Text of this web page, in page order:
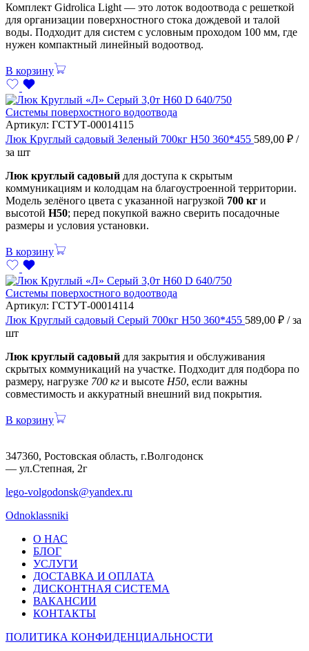
Комплект Gidrolica Light — это лоток водоотвода с решеткой
для организации поверхностного стока дождевой и талой
воды. Подходит для систем с условным проходом 100 мм, где
нужен компактный линейный водоотвод.
В корзину
Системы поверхостного водоотвода
Артикул: ГСТУТ-00014115
Люк Круглый садовый Зеленый 700кг Н50 360*455 589,00 ₽ /
за шт
Люк круглый садовый для доступа к скрытым
коммуникациям и колодцам на благоустроенной территории.
Модель зелёного цвета с указанной нагрузкой 700 кг и
высотой Н50; перед покупкой важно сверить посадочные
размеры и условия установки.
В корзину
Системы поверхостного водоотвода
Артикул: ГСТУТ-00014114
Люк Круглый садовый Серый 700кг Н50 360*455 589,00 ₽ / за
шт
Люк круглый садовый для закрытия и обслуживания
скрытых коммуникаций на участке. Подходит для подбора по
размеру, нагрузке 700 кг и высоте Н50, если важны
совместимость и аккуратный внешний вид покрытия.
В корзину
347360, Ростовская область, г.Волгодонск
— ул.Степная, 2г
lego-volgodonsk@yandex.ru
Odnoklassniki
О НАС
БЛОГ
УСЛУГИ
ДОСТАВКА И ОПЛАТА
ДИСКОНТНАЯ СИСТЕМА
ВАКАНСИИ
КОНТАКТЫ
ПОЛИТИКА КОНФИДЕНЦИАЛЬНОСТИ